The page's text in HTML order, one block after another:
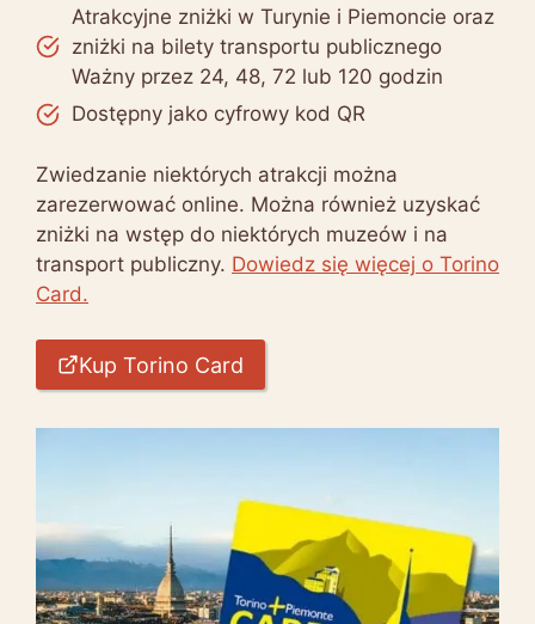
Atrakcyjne zniżki w Turynie i Piemoncie oraz
zniżki na bilety transportu publicznego
Ważny przez 24, 48, 72 lub 120 godzin
Dostępny jako cyfrowy kod QR
Zwiedzanie niektórych atrakcji można
zarezerwować online. Można również uzyskać
zniżki na wstęp do niektórych muzeów i na
transport publiczny. Dowiedz się więcej o Torino
Card.
Kup Torino Card